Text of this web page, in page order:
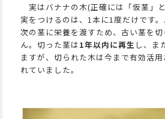
実はバナナの木(正確には「仮茎」
実をつけるのは、1本に1度だけです。
次の茎に栄養を渡すため、古い茎を
ん。切った茎は1年以内に再生 し、ま
ますが、切られた木は今まで有効活
れていました。